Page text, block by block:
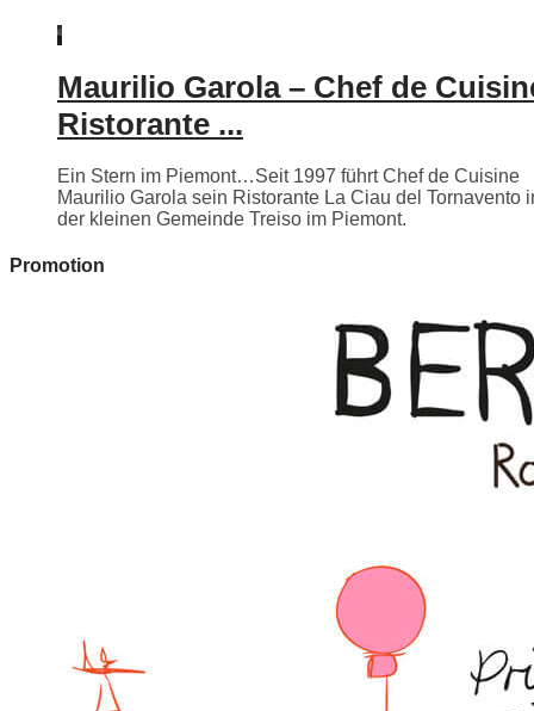
Maurilio Garola – Chef de
Ristorante ...
Ein Stern im Piemont…Seit 1997 führt Chef de Cuisine
Maurilio Garola sein Ristorante La Ciau del Tornavento
der kleinen Gemeinde Treiso im Piemont.
Promotion